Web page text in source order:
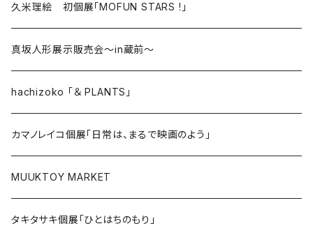
久米理絵 初個展「MOFUN STARS !」
真坂人形展示販売会～in蔵前～
hachizoko 「＆ PLANTS」
カマノレイコ個展「日常は、まるで映画のよう」
MUUKTOY MARKET
タキタサキ個展「ひとはちのもり」